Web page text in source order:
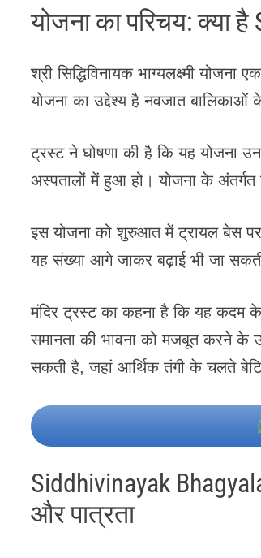
योजना का परिचय: क्या
श्री सिद्धिविनायक भाग्यलक्ष्मी
योजना का उद्देश्य है नवजात
ट्रस्ट ने घोषणा की है कि यह योजना
अस्पतालों में हुआ हो। योजना के अंतर्गत
इस योजना को शुरुआत में ट्रायल बेस
यह संख्या आगे जाकर बढ़ाई भी जा
मंदिर ट्रस्ट का कहना है कि यह कदम
समानता की भावना को मजबूत करने के
सकती है, जहां आर्थिक तंगी के चलते
Siddhivinayak
और पात्रता